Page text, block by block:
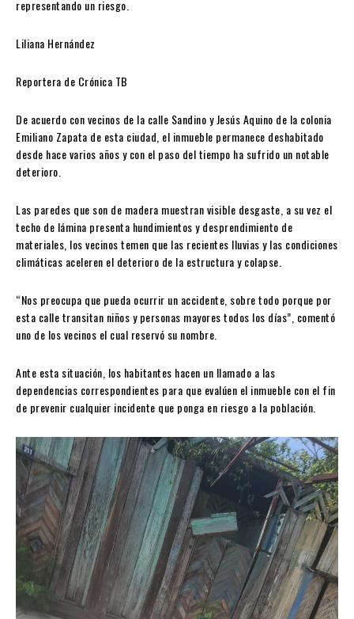
representando un riesgo.
Liliana Hernández
Reportera de Crónica TB
De acuerdo con vecinos de la calle Sandino y Jesús Aquino de la colonia
Emiliano Zapata de esta ciudad, el inmueble permanece deshabitado
desde hace varios años y con el paso del tiempo ha sufrido un notable
deterioro.
Las paredes que son de madera muestran visible desgaste, a su vez el
techo de lámina presenta hundimientos y desprendimiento de
materiales, los vecinos temen que las recientes lluvias y las condiciones
climáticas aceleren el deterioro de la estructura y colapse.
“Nos preocupa que pueda ocurrir un accidente, sobre todo porque por
esta calle transitan niños y personas mayores todos los días”, comentó
uno de los vecinos el cual reservó su nombre.
Ante esta situación, los habitantes hacen un llamado a las
dependencias correspondientes para que evalúen el inmueble con el fin
de prevenir cualquier incidente que ponga en riesgo a la población.